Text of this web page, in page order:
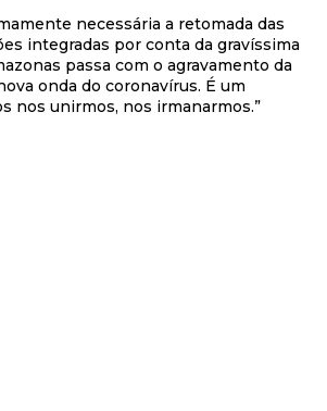
necessária a retomada das
integradas por conta da gravíssima
passa com o agravamento da
onda do coronavírus. É um
nos unirmos, nos irmanarmos.”